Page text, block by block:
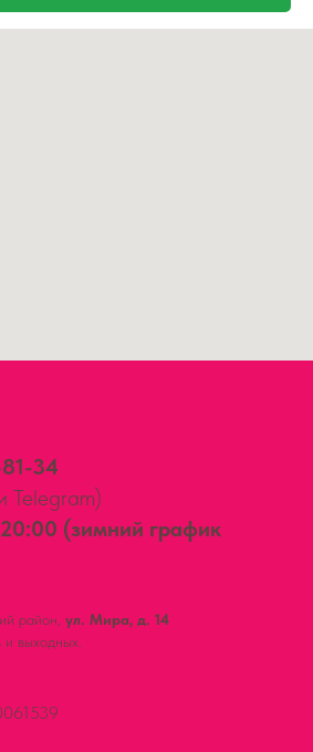
34
Telegram)
(зимний график
район, ул. Мира, д. 14
выходных.